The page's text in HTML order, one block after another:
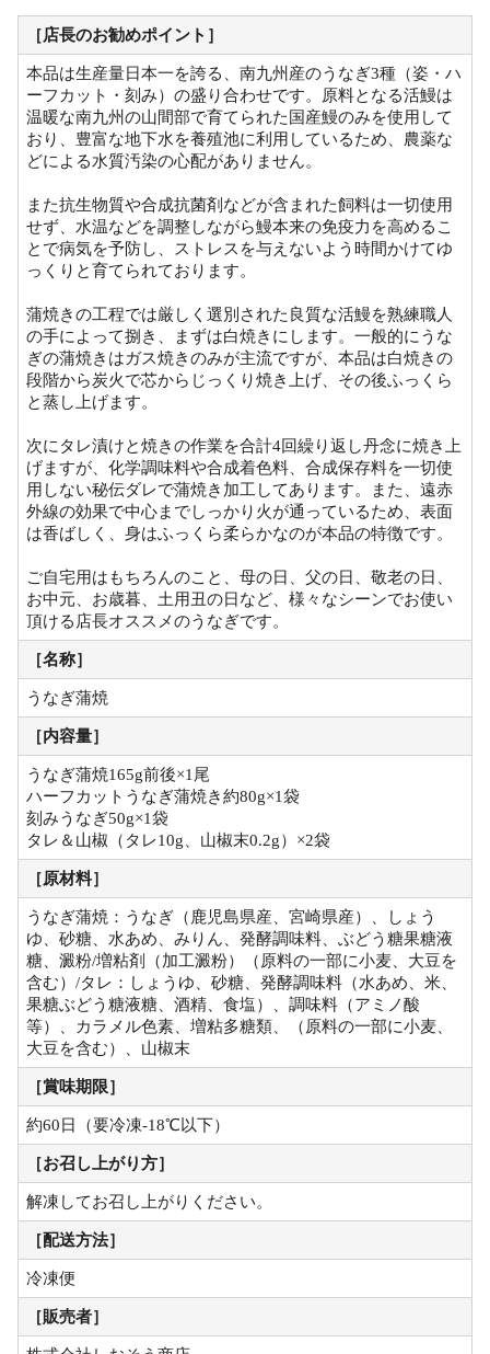
［店長のお勧めポイント］
本品は生産量日本一を誇る、南九州産のうなぎ3種（姿・ハ
ーフカット・刻み）の盛り合わせです。原料となる活鰻は
温暖な南九州の山間部で育てられた国産鰻のみを使用して
おり、豊富な地下水を養殖池に利用しているため、農薬な
どによる水質汚染の心配がありません。
また抗生物質や合成抗菌剤などが含まれた飼料は一切使用
せず、水温などを調整しながら鰻本来の免疫力を高めるこ
とで病気を予防し、ストレスを与えないよう時間かけてゆ
っくりと育てられております。
蒲焼きの工程では厳しく選別された良質な活鰻を熟練職人
の手によって捌き、まずは白焼きにします。一般的にうな
ぎの蒲焼きはガス焼きのみが主流ですが、本品は白焼きの
段階から炭火で芯からじっくり焼き上げ、その後ふっくら
と蒸し上げます。
次にタレ漬けと焼きの作業を合計4回繰り返し丹念に焼き上
げますが、化学調味料や合成着色料、合成保存料を一切使
用しない秘伝ダレで蒲焼き加工してあります。また、遠赤
外線の効果で中心までしっかり火が通っているため、表面
は香ばしく、身はふっくら柔らかなのが本品の特徴です。
ご自宅用はもちろんのこと、母の日、父の日、敬老の日、
お中元、お歳暮、土用丑の日など、様々なシーンでお使い
頂ける店長オススメのうなぎです。
［名称］
うなぎ蒲焼
［内容量］
うなぎ蒲焼165g前後×1尾
ハーフカットうなぎ蒲焼き約80g×1袋
刻みうなぎ50g×1袋
タレ＆山椒（タレ10g、山椒末0.2g）×2袋
［原材料］
うなぎ蒲焼：うなぎ（鹿児島県産、宮崎県産）、しょう
ゆ、砂糖、水あめ、みりん、発酵調味料、ぶどう糖果糖液
糖、澱粉/増粘剤（加工澱粉）（原料の一部に小麦、大豆を
含む）/タレ：しょうゆ、砂糖、発酵調味料（水あめ、米、
果糖ぶどう糖液糖、酒精、食塩）、調味料（アミノ酸
等）、カラメル色素、増粘多糖類、（原料の一部に小麦、
大豆を含む）、山椒末
［賞味期限］
約60日（要冷凍-18℃以下）
［お召し上がり方］
解凍してお召し上がりください。
［配送方法］
冷凍便
［販売者］